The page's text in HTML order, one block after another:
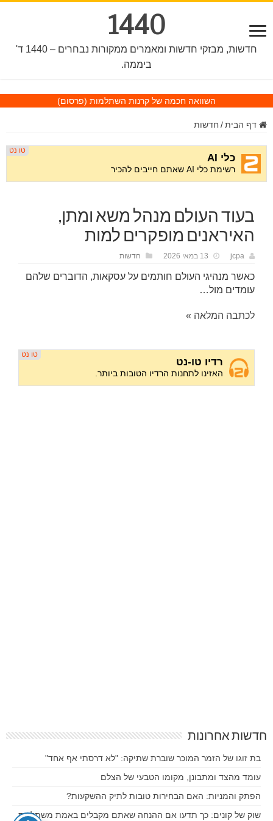
1440
חדשות, מבזקי חדשות ומאמרים ממקורות נבחרים – 1440 ד'
ביממה.
השוואה חכמה של קרנות השתלמות (פרסום)
דף הבית / חדשות
בעוד העולם מנהל משא ומתן,
האיראנים מופקרים למות
jcpa 13 במאי 2026 חדשות
כאשר מנהיגי העולם חותמים על עסקאות, הדוברים שלהם
עומדים מול…
לכתבה המלאה »
חדשות אחרונות
בת זוגו של הזמר המוכר שוברת שתיקה: "לא דרסתי אף אחד"
עומד מהצד ומתבונן, מקומו הטבעי של הצלם
הפתק והמניות: האם הבחירות טובות לתיק ההשקעות?
שוק של קונים: כך תדעו אם ההנחה שאתם מקבלים באמת משתלמת